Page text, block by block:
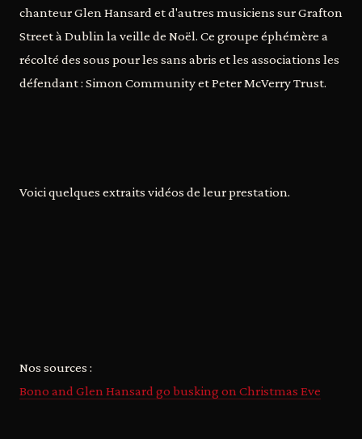
chanteur Glen Hansard et d'autres musiciens sur Grafton
Street à Dublin la veille de Noël. Ce groupe éphémère a
récolté des sous pour les sans abris et les associations les
défendant : Simon Community et Peter McVerry Trust.
Voici quelques extraits vidéos de leur prestation.
Nos sources :
Bono and Glen Hansard go busking on Christmas Eve